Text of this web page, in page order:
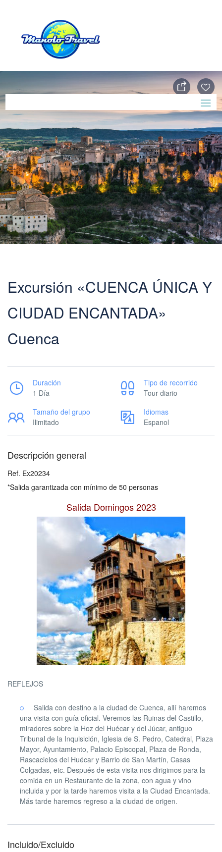
Excursión «CUENCA ÚNICA Y
CIUDAD ENCANTADA»
Cuenca
Duración
1 Día
Tipo de recorrido
Tour diario
Tamaño del grupo
Ilimitado
Idiomas
Espanol
Descripción general
Ref. Ex20234
*Salida garantizada con mínimo de 50 personas
Salida Domingos 2023
REFLEJOS
Salida con destino a la ciudad de Cuenca, allí haremos
una visita con guía oficial. Veremos las Ruinas del Castillo,
miradores sobre la Hoz del Huécar y del Júcar, antiguo
Tribunal de la Inquisición, Iglesia de S. Pedro, Catedral, Plaza
Mayor, Ayuntamiento, Palacio Episcopal, Plaza de Ronda,
Rascacielos del Huécar y Barrio de San Martín, Casas
Colgadas, etc. Después de esta visita nos dirigimos para la
comida en un Restaurante de la zona, con agua y vino
incluida y por la tarde haremos visita a la Ciudad Encantada.
Más tarde haremos regreso a la ciudad de origen.
Incluido/Excluido